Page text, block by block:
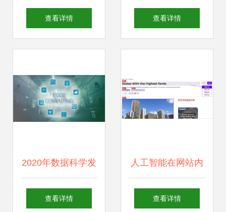
势涨超3%，奥瑞金
涨，AI成新增长点
查看详情
长 商业智能软件与
业青睐
查看详情
2020年数据科学发
展趋势 人工智能、
查看详情
人工智能在网站内
容处理中的应用与
查看详情